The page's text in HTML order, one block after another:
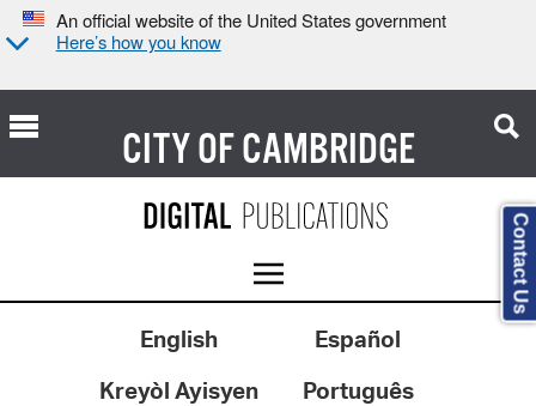
An official website of the United States government
Here’s how you know
CITY OFCAMBRIDGE
English
Español
Kreyòl Ayisyen
Português
Contact Us